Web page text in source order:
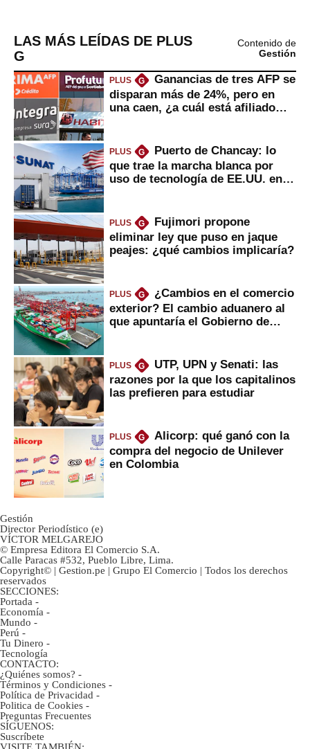
LAS MÁS LEÍDAS DE PLUS
G
Contenido de
Gestión
PLUS G
Ganancias de tres AFP se
disparan más de 24%, pero en
una caen, ¿a cuál está afiliado
PLUS G
Puerto de Chancay: lo
que trae la marcha blanca por
uso de tecnología de EE.UU. en
PLUS G
Fujimori propone
eliminar ley que puso en jaque
peajes: ¿qué cambios implicaría?
PLUS G
¿Cambios en el comercio
exterior? El cambio aduanero al
que apuntaría el Gobierno de
PLUS G
UTP, UPN y Senati: las
razones por la que los capitalinos
las prefieren para estudiar
PLUS G
Alicorp: qué ganó con la
compra del negocio de Unilever
en Colombia
Gestión
Director Periodístico (e)
VÍCTOR MELGAREJO
© Empresa Editora El Comercio S.A.
Calle Paracas #532, Pueblo Libre, Lima.
Copyright© | Gestion.pe | Grupo El Comercio | Todos los derechos
reservados
SECCIONES:
Portada -
Economía -
Mundo -
Perú -
Tu Dinero -
Tecnología
CONTACTO:
¿Quiénes somos? -
Términos y Condiciones -
Política de Privacidad -
Politica de Cookies -
Preguntas Frecuentes
SÍGUENOS:
Suscríbete